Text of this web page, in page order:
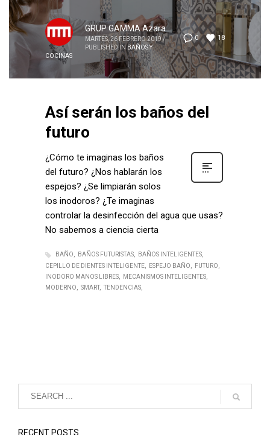
0 18
GRUP GAMMA Azara
MARTES, 26 FEBRERO 2019/
PUBLISHED IN BAÑOS Y
COCINAS
Así serán los baños del
futuro
¿Cómo te imaginas los baños
del futuro? ¿Nos hablarán los
espejos? ¿Se limpiarán solos
los inodoros? ¿Te imaginas
controlar la desinfección del agua que usas?
No sabemos a ciencia cierta
BAÑO BAÑOS FUTURISTAS
BAÑOS INTELIGENTES
CEPILLO DE DIENTES INTELIGENTE
ESPEJO BAÑO
FUTURO
INODORO MANOS LIBRES
MECANISMOS INTELIGENTES
MODERNO
SMART TENDENCIAS
RECENT POSTS